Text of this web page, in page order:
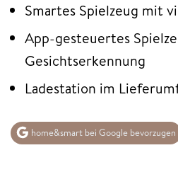
Smartes Spielzeug mit
App-gesteuertes
Gesichtserkennung
Ladestation im
home&smart bei Google bevorzugen